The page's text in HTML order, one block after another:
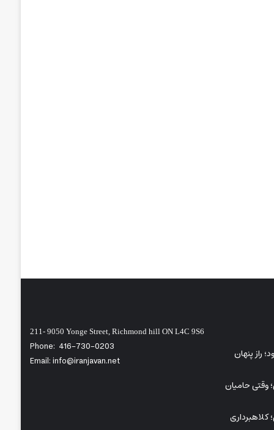
راز پنهان
وقتی حامیان
211- 9050 Yonge Street, Richmond hill ON L4C 9S6
Phone: 416-730-0203
Email: info@iranjavan.net